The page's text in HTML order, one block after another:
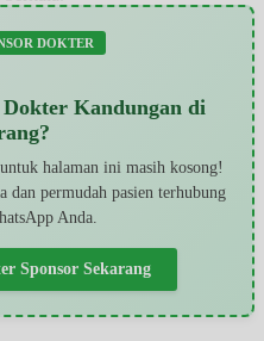
DOKTER
Kandungan di
halaman ini masih kosong!
permudah pasien terhubung
Anda.
Sponsor Sekarang